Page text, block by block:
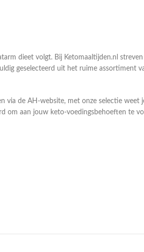
dieet volgt. Bij Ketomaaltijden.nl
geselecteerd uit het ruime assortiment
via de AH-website, met onze selectie weet
om aan jouw keto-voedingsbehoeften te